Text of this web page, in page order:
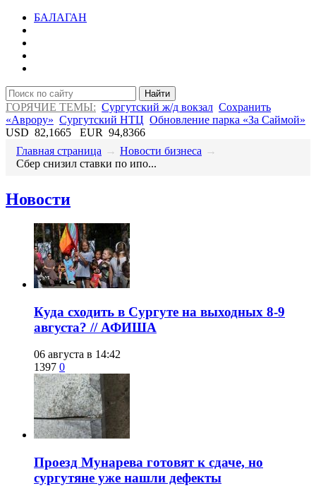
БАЛАГАН
Найти
ГОРЯЧИЕ ТЕМЫ: Сургутский ж/д вокзал Сохранить
«Аврору» Сургутский НТЦ Обновление парка «За Саймой»
USD 82,1665 EUR 94,8366
Главная страница → Новости бизнеса →
​Сбер cнизил ставки по ипо...
Новости
​Куда сходить в Сургуте на выходных 8-9
августа? // АФИША
06 августа в 14:42
1397 0
​Проезд Мунарева готовят к сдаче, но
сургутяне уже нашли дефекты